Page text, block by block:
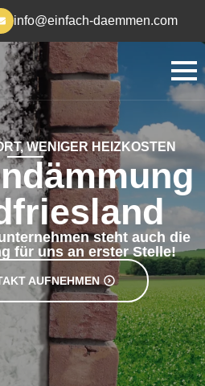
info@einfach-daemmen.com
WENIGER HEIZKOSTEN
steht auch die
für uns an erster Stelle!
AUFNEHMEN